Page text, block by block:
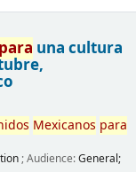
para una cultura
Mexicanos para
; Audience:General;